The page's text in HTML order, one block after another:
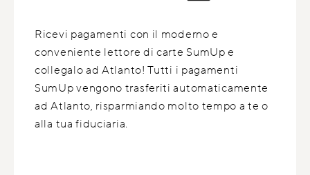
Ricevi pagamenti con il moderno e
conveniente lettore di carte SumUp e
collegalo ad Atlanto! Tutti i pagamenti
SumUp vengono trasferiti automaticamente
ad Atlanto, risparmiando molto tempo a te o
alla tua fiduciaria.